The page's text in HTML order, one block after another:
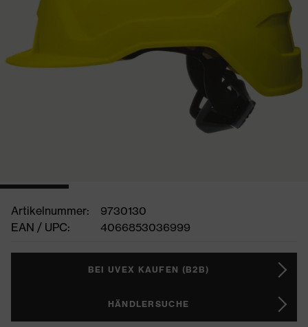
Artikelnummer:
9730130
EAN / UPC:
4066853036999
BEI UVEX KAUFEN (B2B)
HÄNDLERSUCHE